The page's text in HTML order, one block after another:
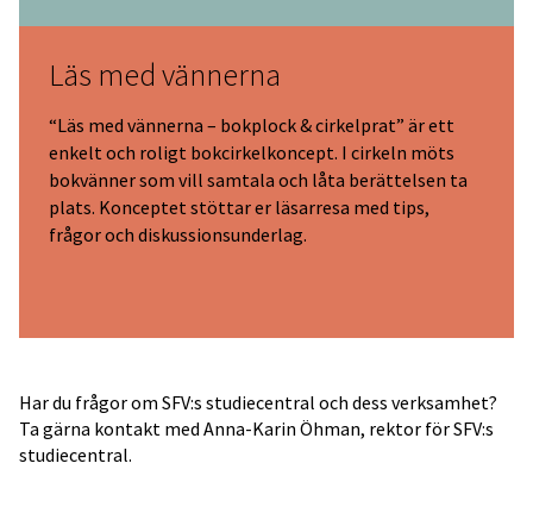
Läs med vännerna
“Läs med vännerna – bokplock & cirkelprat” är ett
enkelt och roligt bokcirkelkoncept. I cirkeln möts
bokvänner som vill samtala och låta berättelsen ta
plats. Konceptet stöttar er läsarresa med tips,
frågor och diskussionsunderlag.
Har du frågor om SFV:s studiecentral och dess verksamhet?
Ta gärna kontakt med Anna-Karin Öhman, rektor för SFV:s
studiecentral.